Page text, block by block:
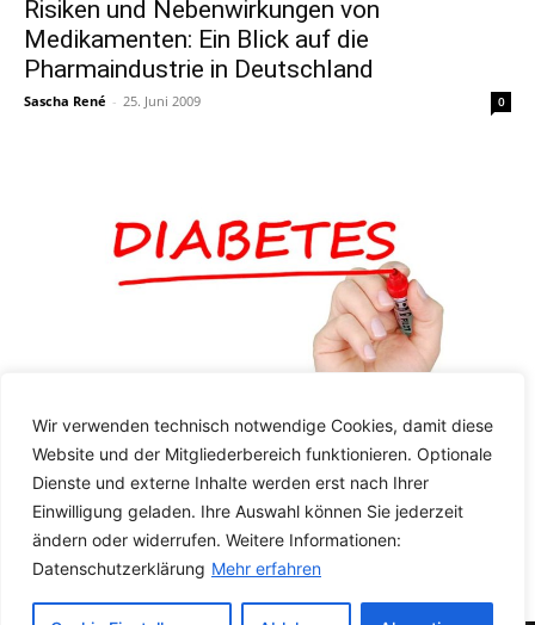
Wir verwenden technisch notwendige Cookies, damit diese
Website und der Mitgliederbereich funktionieren. Optionale
Dienste und externe Inhalte werden erst nach Ihrer
Einwilligung geladen. Ihre Auswahl können Sie jederzeit
ändern oder widerrufen. Weitere Informationen:
Datenschutzerklärung Mehr erfahren
Risiken und Nebenwirkungen von
Medikamenten: Ein Blick auf die
Pharmaindustrie in Deutschland
Sascha René - 25. Juni 2009 0
Gesundheit & Alternative Medizin
Ursachen und Heilung von Diabetes